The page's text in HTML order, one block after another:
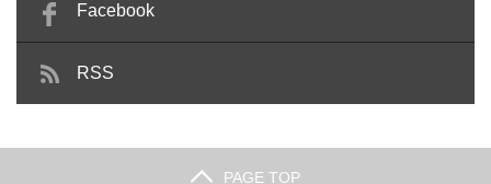
Facebook
RSS
PAGE TOP